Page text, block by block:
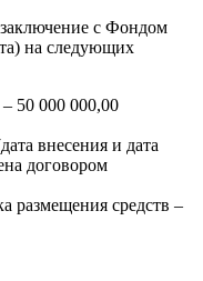
с Фондом
на следующих
50 000 000,00
внесения и дата
договором
размещения средств –